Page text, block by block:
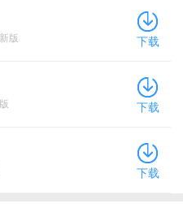
版 下载
下载
下载